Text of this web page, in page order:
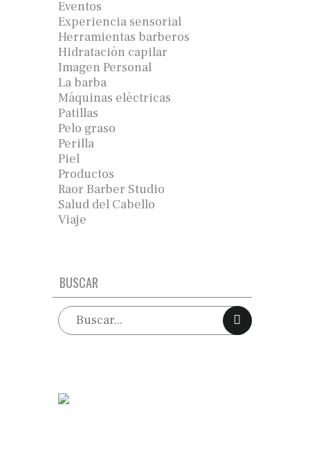
Eventos
Experiencia sensorial
Herramientas barberos
Hidratación capilar
Imagen Personal
La barba
Máquinas eléctricas
Patillas
Pelo graso
Perilla
Piel
Productos
Raor Barber Studio
Salud del Cabello
Viaje
BUSCAR